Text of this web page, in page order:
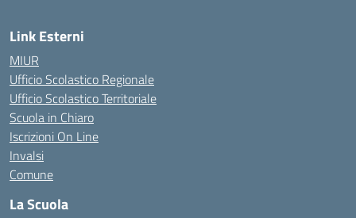
Link Esterni
MIUR
Ufficio Scolastico Regionale
Ufficio Scolastico Territoriale
Scuola in Chiaro
Iscrizioni On Line
Invalsi
Comune
La Scuola